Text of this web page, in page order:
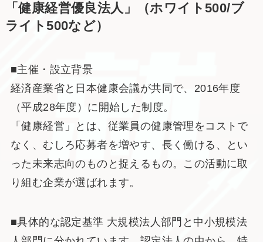
「健康経営優良法人」（ホワイト500/ブ
ライト500など）
■主催・設立背景
経済産業省と日本健康会議が共同で、2016年度
（平成28年度）に開始した制度。
「健康経営」とは、従業員の健康管理をコストで
なく、むしろ応募者を増やす、長く働ける、とい
った未来志向のものと捉えるもの。この活動に取
り組む企業が選ばれます。
■具体的な認定基準 大規模法人部門と中小規模法